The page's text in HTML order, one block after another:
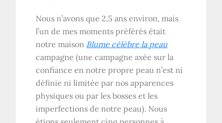
Nous n’avons que 2,5 ans environ, mais
l’un de mes moments préférés était
notre maison Blume célèbre la peau
campagne (une campagne axée sur la
confiance en notre propre peau n’est ni
définie ni limitée par nos apparences
physiques ou par les bosses et les
imperfections de notre peau). Nous